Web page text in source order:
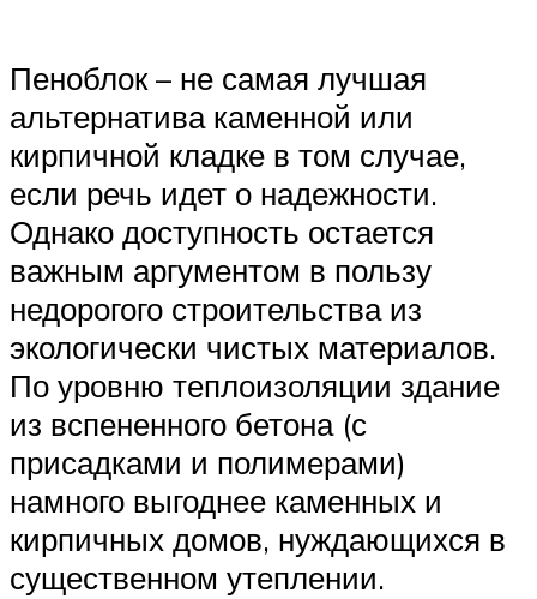
Пеноблок – не самая лучшая
альтернатива каменной или
кирпичной кладке в том случае,
если речь идет о надежности.
Однако доступность остается
важным аргументом в пользу
недорогого строительства из
экологически чистых материалов.
По уровню теплоизоляции здание
из вспененного бетона (с
присадками и полимерами)
намного выгоднее каменных и
кирпичных домов, нуждающихся в
существенном утеплении.